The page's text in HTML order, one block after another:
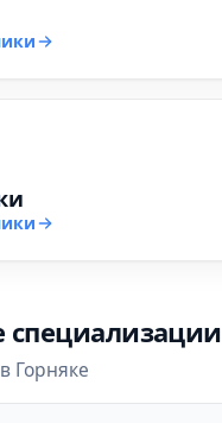
специализации
Горняке